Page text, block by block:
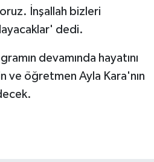
İnşallah bizleri
dedi.
devamında hayatını
ve öğretmen Ayla Kara'nın